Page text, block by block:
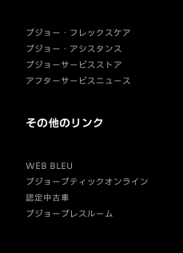
プジョー・フレックスケア
プジョー・アシスタンス
プジョーサービスストア
アフターサービスニュース
その他のリンク
WEB BLEU
プジョーブティックオンライン
認定中古車
プジョープレスルーム